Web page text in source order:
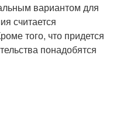
вариантом для
считается
того, что придется
понадобятся